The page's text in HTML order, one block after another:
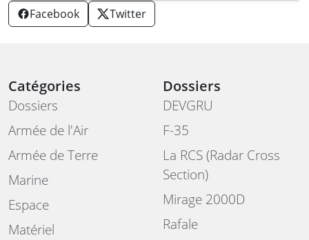
Facebook Twitter
Catégories
Dossiers
Armée de l'Air
Armée de Terre
Marine
Espace
Matériel
Dossiers
DEVGRU
F-35
La RCS (Radar Cross
Section)
Mirage 2000D
Rafale